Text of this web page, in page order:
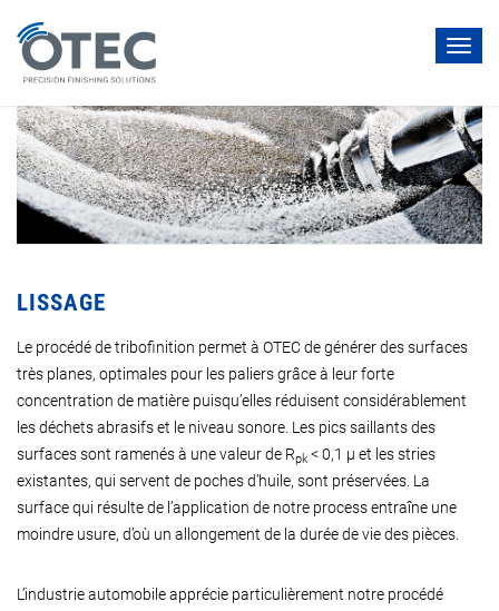
LISSAGE
Le procédé de tribofinition permet à OTEC de générer des surfaces
très planes, optimales pour les paliers grâce à leur forte
concentration de matière puisqu’elles réduisent considérablement
les déchets abrasifs et le niveau sonore. Les pics saillants des
surfaces sont ramenés à une valeur de Rpk < 0,1 µ et les stries
existantes, qui servent de poches d’huile, sont préservées. La
surface qui résulte de l’application de notre process entraîne une
moindre usure, d’où un allongement de la durée de vie des pièces.
L’industrie automobile apprécie particulièrement notre procédé